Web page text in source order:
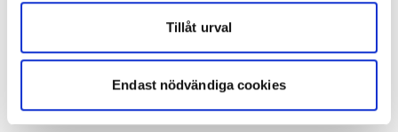
Tillåt urval
Endast nödvändiga cookies